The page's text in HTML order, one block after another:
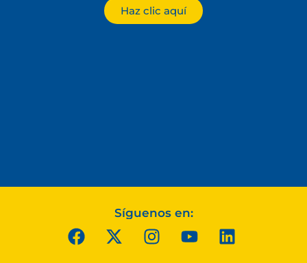
Haz clic aquí
Síguenos en: